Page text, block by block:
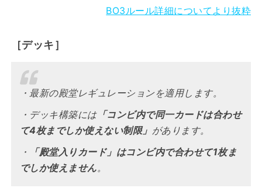
BO3ルール詳細についてより抜粋
［デッキ］
・最新の殿堂レギュレーションを適用します。
・デッキ構築には「コンビ内で同一カードは合わせ
て4枚までしか使えない制限」 があります。
・
「殿堂入りカード」はコンビ内で合わせて1枚ま
でしか使えません。